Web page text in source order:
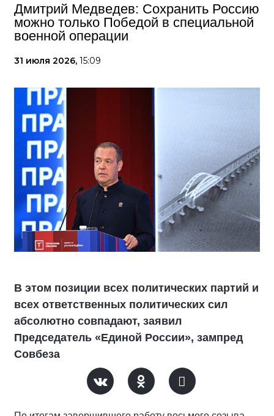
Дмитрий Медведев: Сохранить Россию
можно только Победой в специальной
военной операции
31 июля 2026, 15:09
В этом позиции всех политических партий и
всех ответственных политических сил
абсолютно совпадают, заявил
Председатель «Единой России», зампред
Совбеза